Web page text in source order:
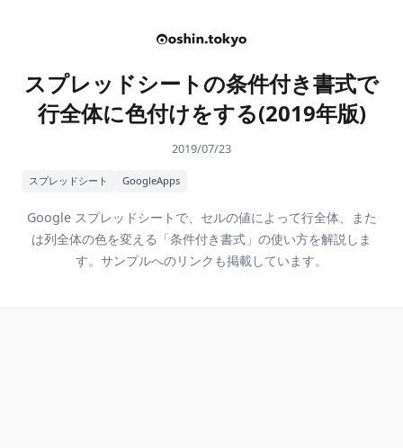
スプレッドシートの条件付き書式で
行全体に色付けをする(2019年版)
2019/07/23
スプレッドシート GoogleApps
Google スプレッドシートで、セルの値によって行全体、また
は列全体の色を変える「条件付き書式」の使い方を解説しま
す。サンプルへのリンクも掲載しています。